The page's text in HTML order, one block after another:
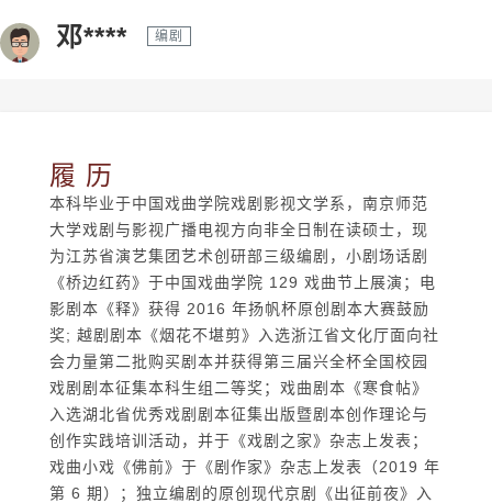
邓**** 编剧
履 历
本科毕业于中国戏曲学院戏剧影视文学系，南京师范
大学戏剧与影视广播电视方向非全日制在读硕士，现
为江苏省演艺集团艺术创研部三级编剧，小剧场话剧
《桥边红药》于中国戏曲学院 129 戏曲节上展演；电
影剧本《释》获得 2016 年扬帆杯原创剧本大赛鼓励
奖; 越剧剧本《烟花不堪剪》入选浙江省文化厅面向社
会力量第二批购买剧本并获得第三届兴全杯全国校园
戏剧剧本征集本科生组二等奖；戏曲剧本《寒食帖》
入选湖北省优秀戏剧剧本征集出版暨剧本创作理论与
创作实践培训活动，并于《戏剧之家》杂志上发表；
戏曲小戏《佛前》于《剧作家》杂志上发表（2019 年
第 6 期）；独立编剧的原创现代京剧《出征前夜》入